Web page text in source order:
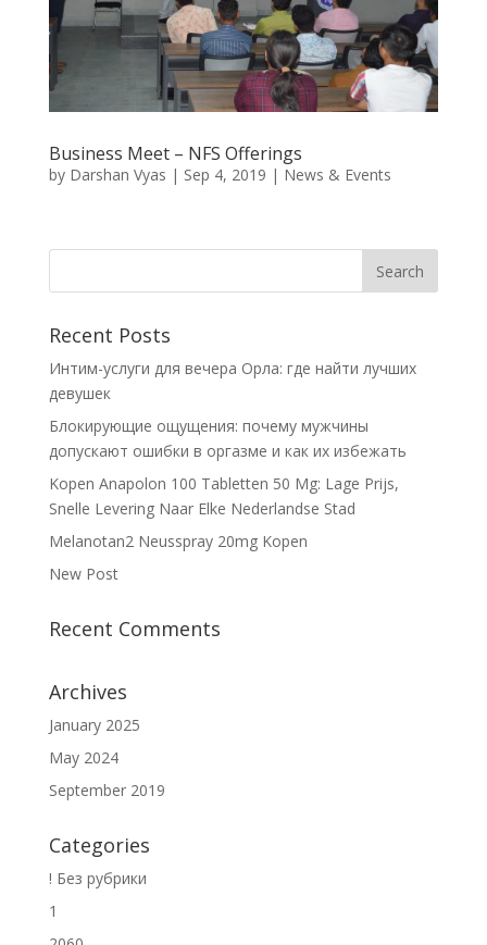
Business Meet – NFS Offerings
by Darshan Vyas | Sep 4, 2019 | News & Events
Recent Posts
Интим-услуги для вечера Орла: где найти лучших
девушек
Блокирующие ощущения: почему мужчины
допускают ошибки в оргазме и как их избежать
Kopen Anapolon 100 Tabletten 50 Mg: Lage Prijs,
Snelle Levering Naar Elke Nederlandse Stad
Melanotan2 Neusspray 20mg Kopen
New Post
Recent Comments
Archives
January 2025
May 2024
September 2019
Categories
! Без рубрики
1